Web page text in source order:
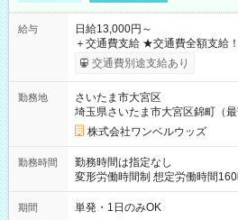
給与
日給13,000円～
＋交通費支給 ★交通費全額支給！ ┗案件により規定あり ★日払
いOK！（規定あり） ┗働いたそ
ンビニATMから 日払い分を引き落とせます
交通費別途支給あり
勤務地
さいたま市大宮区
埼玉県さいたま市大宮区錦町（最
株式会社ワンベルウッズ
勤務時間
勤務時間は指定なし
変形労働時間制 想定労働時間160時間/月 【シフト
～21：00
期間 単発・1日のみOK